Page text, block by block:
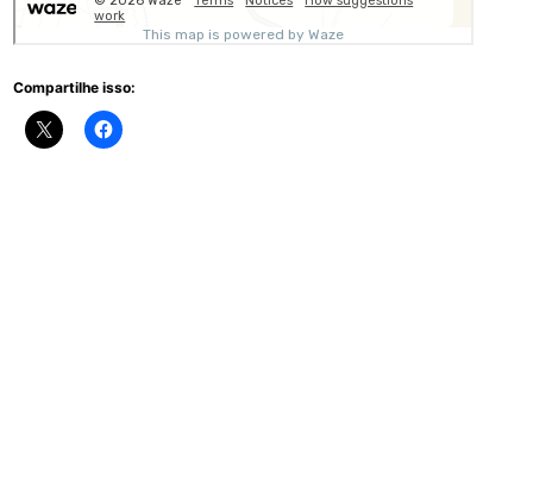
Compartilhe isso: